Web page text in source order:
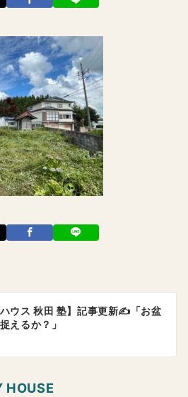
ハウス 秋田 塾】記事更新✍️「お盆
えるか？」
HOUSE